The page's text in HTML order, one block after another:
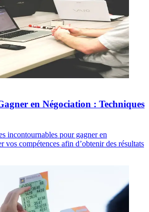
en Négociation : Techniques
incontournables pour gagner en
vos compétences afin d’obtenir des résultats